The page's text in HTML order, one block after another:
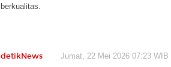
berkualitas.
detikNews Jumat, 22 Mei 2026 07:23 WIB